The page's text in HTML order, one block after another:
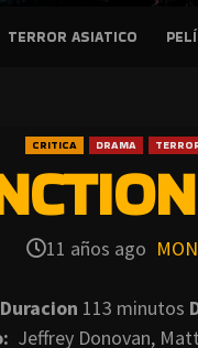
TERROR ASIATICO
CRITICA DRAMA
11 años ago
Duracion 113 minutos
Jeffrey Donovan,